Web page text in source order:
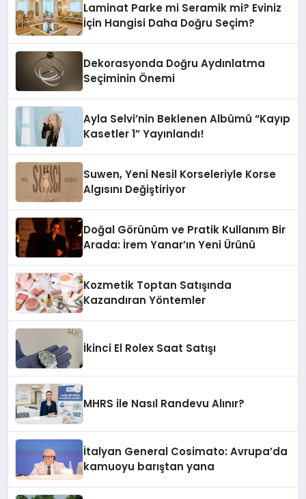
Laminat Parke mi Seramik mi? Eviniz
İçin Hangisi Daha Doğru Seçim?
Dekorasyonda Doğru Aydınlatma
Seçiminin Önemi
Ayla Selvi’nin Beklenen Albümü “Kayıp
Kasetler 1” Yayınlandı!
Suwen, Yeni Nesil Korseleriyle Korse
Algısını Değiştiriyor
Doğal Görünüm ve Pratik Kullanım Bir
Arada: İrem Yanar’ın Yeni Ürünü
Kozmetik Toptan Satışında
Kazandıran Yöntemler
İkinci El Rolex Saat Satışı
MHRS ile Nasıl Randevu Alınır?
İtalyan General Cosimato: Avrupa’da
kamuoyu barıştan yana